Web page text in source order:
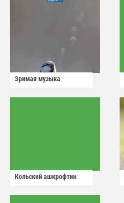
Зримая музыка
Кольский ашкрофтин